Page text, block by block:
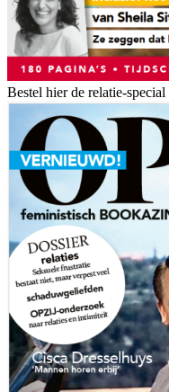
Bestel hier de relatie-